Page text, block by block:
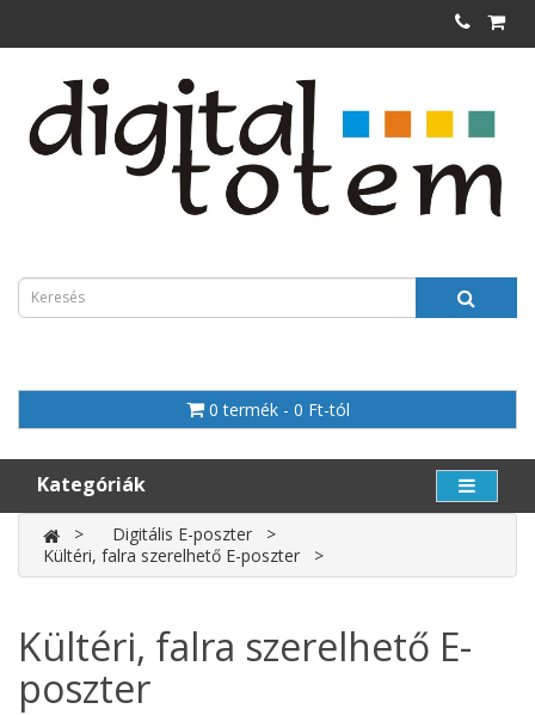
0 termék - 0 Ft-tól
Kategóriák
Digitális E-poszter
Kültéri, falra szerelhető E-poszter
Kültéri, falra szerelhető E-
poszter